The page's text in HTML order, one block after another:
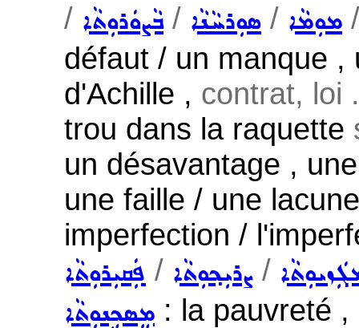
/ ܒܵܨܘܿܪܘܼܬܵܐ/ ܣܘܼܪܚܵܢܵܐ / ܡܘܼܡܵܐ
défaut / un manque ,
d'Achille , contrat, loi
trou dans la raquette
un désavantage ,
une faille / une
imperfection /
ܦܲܩܝܼܪܘܼܬܵܐ / ܨܪܝܼܟ݂ܘܼܬܵܐ /
ܡܸܣܟܹܢܘܼܬܵܐ : la pauvreté